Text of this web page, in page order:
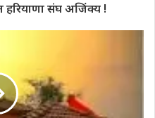
हरियाणा संघ अजिंक्य !